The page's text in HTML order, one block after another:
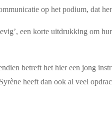
op het podium, dat
een korte uitdrukking om
betreft het hier een jong
heeft dan ook al veel